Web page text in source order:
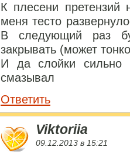
К плесени претензий
меня тесто
В следующий раз
закрывать (может
И да слойки сильно
смазывал
Ответить
Viktoriia
09.12.2013 в 15:21